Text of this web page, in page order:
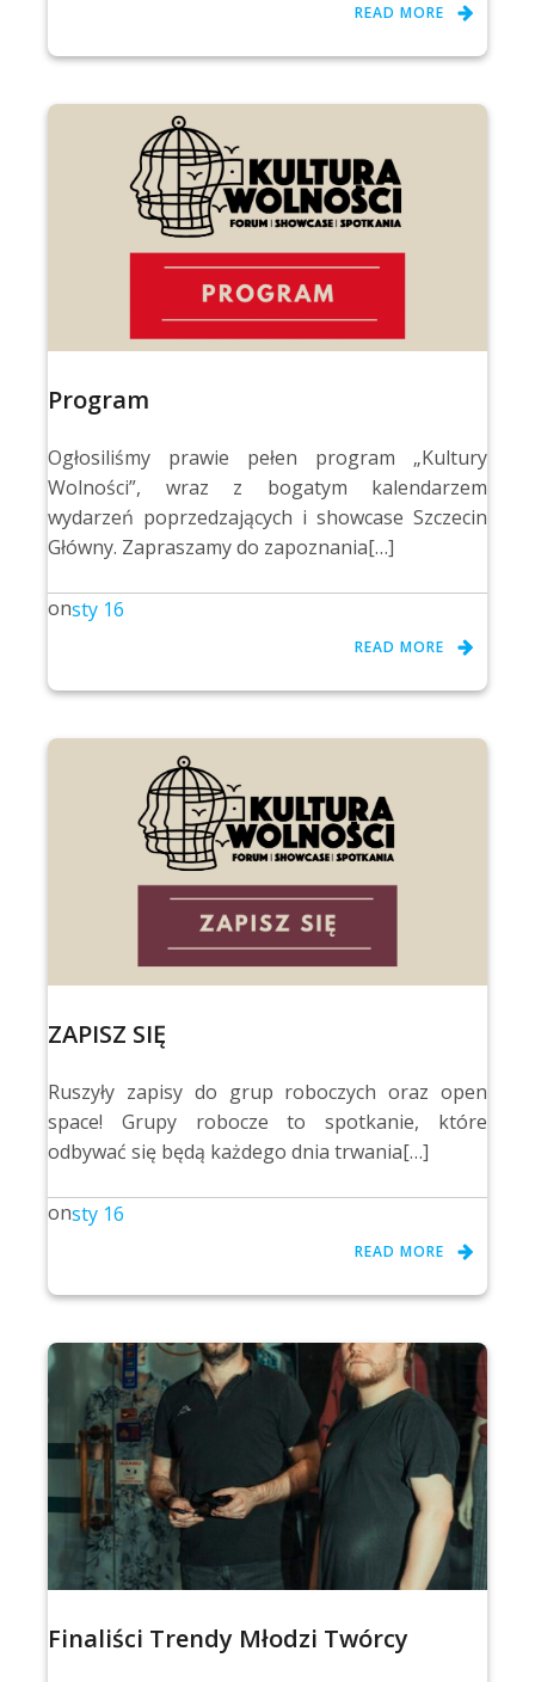
READ MORE
Program
Ogłosiliśmy prawie pełen program „Kultury
Wolności”, wraz z bogatym kalendarzem
wydarzeń poprzedzających i showcase Szczecin
Główny. Zapraszamy do zapoznania[…]
onsty 16
READ MORE
ZAPISZ SIĘ
Ruszyły zapisy do grup roboczych oraz open
space! Grupy robocze to spotkanie, które
odbywać się będą każdego dnia trwania[…]
onsty 16
READ MORE
Finaliści Trendy Młodzi Twórcy